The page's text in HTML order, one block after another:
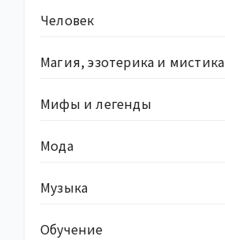
Человек
Магия, эзотерика и мистика
Мифы и легенды
Мода
Музыка
Обучение